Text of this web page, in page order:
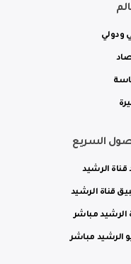
ودولي
السريع
قناة الرشيد
قناة الرشيد
الرشيد مباشر
الرشيد مباشر